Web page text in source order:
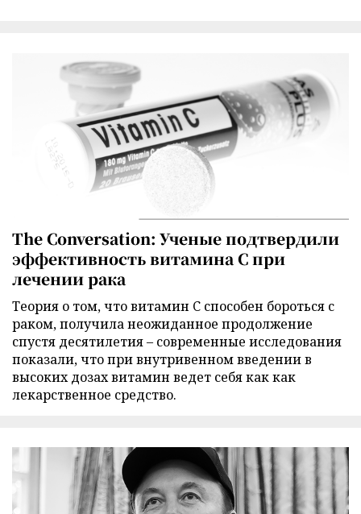
The Conversation: Ученые подтвердили
эффективность витамина C при
лечении рака
Теория о том, что витамин C способен бороться с
раком, получила неожиданное продолжение
спустя десятилетия – современные исследования
показали, что при внутривенном введении в
высоких дозах витамин ведет себя как как
лекарственное средство.